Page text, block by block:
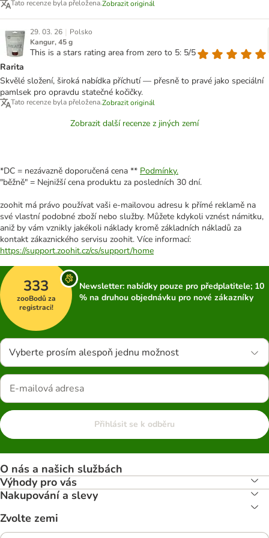
Tato recenze byla přeložena.Zobrazit originál
29. 03. 26 | Polsko
Kangur, 45 g
This is a stars rating area from zero to 5: 5/5
Rarita
Skvělé složení, široká nabídka příchutí — přesně to pravé jako speciální
pamlsek pro opravdu statečné kočičky.
Tato recenze byla přeložena.Zobrazit originál
Zobrazit další recenze z jiných zemí
*DC = nezávazně doporučená cena ** Podmínky.
"běžně" = Nejnižší cena produktu za posledních 30 dní.
zoohit má právo používat vaši e-mailovou adresu k přímé reklamě na
své vlastní podobné zboží nebo služby. Můžete kdykoli vznést námitku,
aniž by vám vznikly jakékoli náklady kromě základních nákladů za
kontakt zákaznického servisu zoohit. Více informací:
https://support.zoohit.cz/cs/support/home
333
zooBodů za
registraci!
Newsletter: nabídky pouze pro předplatitele; 10
% na druhou objednávku pro nové zákazníky
Vyberte prosím alespoň jednu možnost
Přihlásit se k odběru
O nás a našich službách
Výhody pro vás
Nakupování a slevy
Zvolte zemi